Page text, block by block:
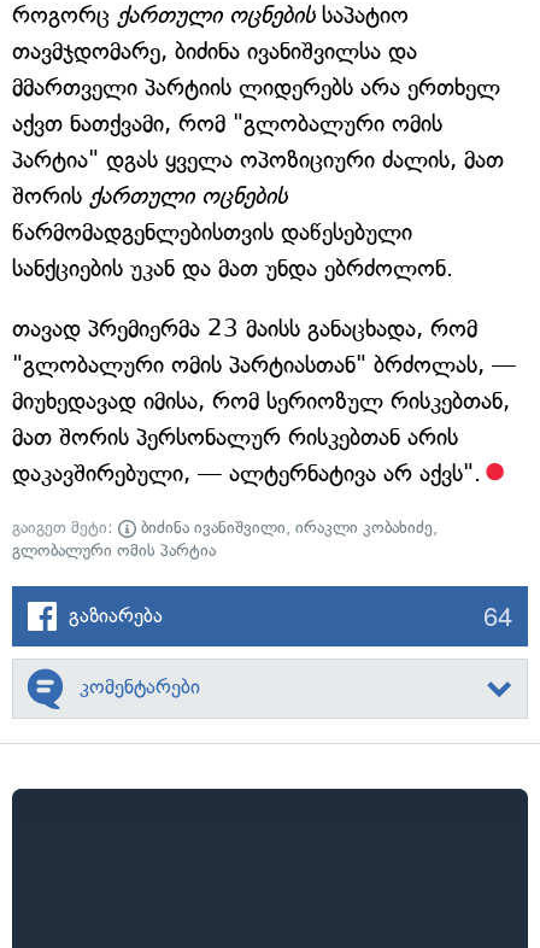
როგორც ქართული ოცნებისსაპატიო
თავმჯდომარე, ბიძინა ივანიშვილსა და
მმართველი პარტიის ლიდერებს არა ერთხელ
აქვთ ნათქვამი, რომ "გლობალური ომის
პარტია" დგას ყველა ოპოზიციური ძალის, მათ
შორის ქართული ოცნების
წარმომადგენლებისთვის დაწესებული
სანქციების უკან და მათ უნდა ებრძოლონ.
თავად პრემიერმა 23 მაისს განაცხადა, რომ
"გლობალური ომის პარტიასთან" ბრძოლას, —
მიუხედავად იმისა, რომ სერიოზულ რისკებთან,
მათ შორის პერსონალურ რისკებთან არის
დაკავშირებული, — ალტერნატივა არ აქვს".
გაიგეთ მეტი: ბიძინა ივანიშვილი, ირაკლი კობახიძე,
გლობალური ომის პარტია
გაზიარება 64
კომენტარები